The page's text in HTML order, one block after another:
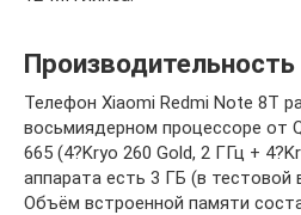
Телефон Xiaomi Redmi Note 8T
восьмиядерном процессоре от
665 (4?Kryo 260 Gold, 2 ГГц +
аппарата есть 3 ГБ (в тестовой
Объём встроенной памяти